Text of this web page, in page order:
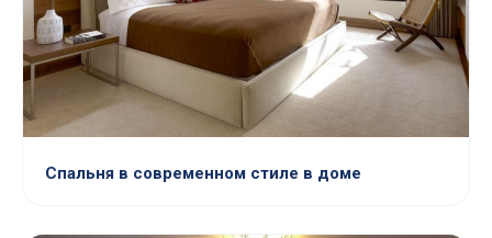
Спальня в современном стиле в доме